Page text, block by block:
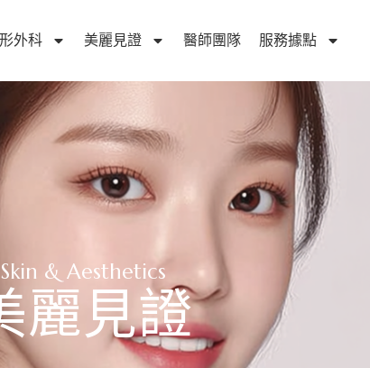
外科 美麗見證 醫師團隊 服務據點
Skin & Aesthetics
麗見證